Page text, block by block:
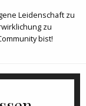
Leidenschaft zu
zu
bist!